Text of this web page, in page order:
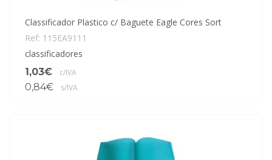
Classificador Plastico c/ Baguete Eagle Cores Sort
Ref: 115EA9111
classificadores
1,03€
c/IVA
0,84€ s/IVA